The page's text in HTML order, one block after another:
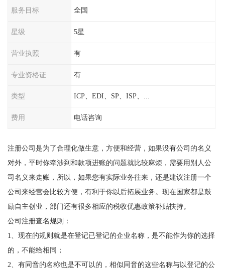
服务目标 全国
星级 5星
营业执照 有
专业资格证 有
类型 ICP、EDI、SP、ISP、...
费用 电话咨询
注册公司是为了合理化做生意，方便和经营，如果没有公司的名义
对外，平时你牵涉到和款项进账的问题就比较麻烦，需要用别人公
司名义来走账，所以，如果您有实际业务往来，还是建议注册一个
公司来经营会比较方便，有利于你以后拓展业务。现在国家都是鼓
励自主创业，部门还有很多相应的税收优惠政策补贴扶持。
公司注册查名规则：
1、现在的规则就是在登记已登记的企业名称，是不能作为你的选择
的，不能给相同；
2、有同音的名称也是不可以的，相似同音的这些名称与以登记的公